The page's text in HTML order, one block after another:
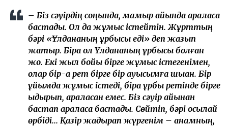
– Біз сәуірдің соңында, мамыр айында араласа
бастадық. Ол да жұмыс істейтін. Жұрттың
бәрі «Ұлдананың құрбысы еді» деп жазып
жатыр. Бірақ ол Ұлдананың құрбысы болған
жоқ. Екі жыл бойы бірге жұмыс істегенімен,
олар бір-ақ рет бірге бір ауысымға шыққан. Бір
ұйымда жұмыс істеді, бірақ құрбы ретінде бірге
қыдырып, араласқан емес. Біз сәуір айынан
бастап араласа бастадық. Сөйтіп, бәрі осылай
өрбіді... Қазір жадырап жүргенім – анамның,